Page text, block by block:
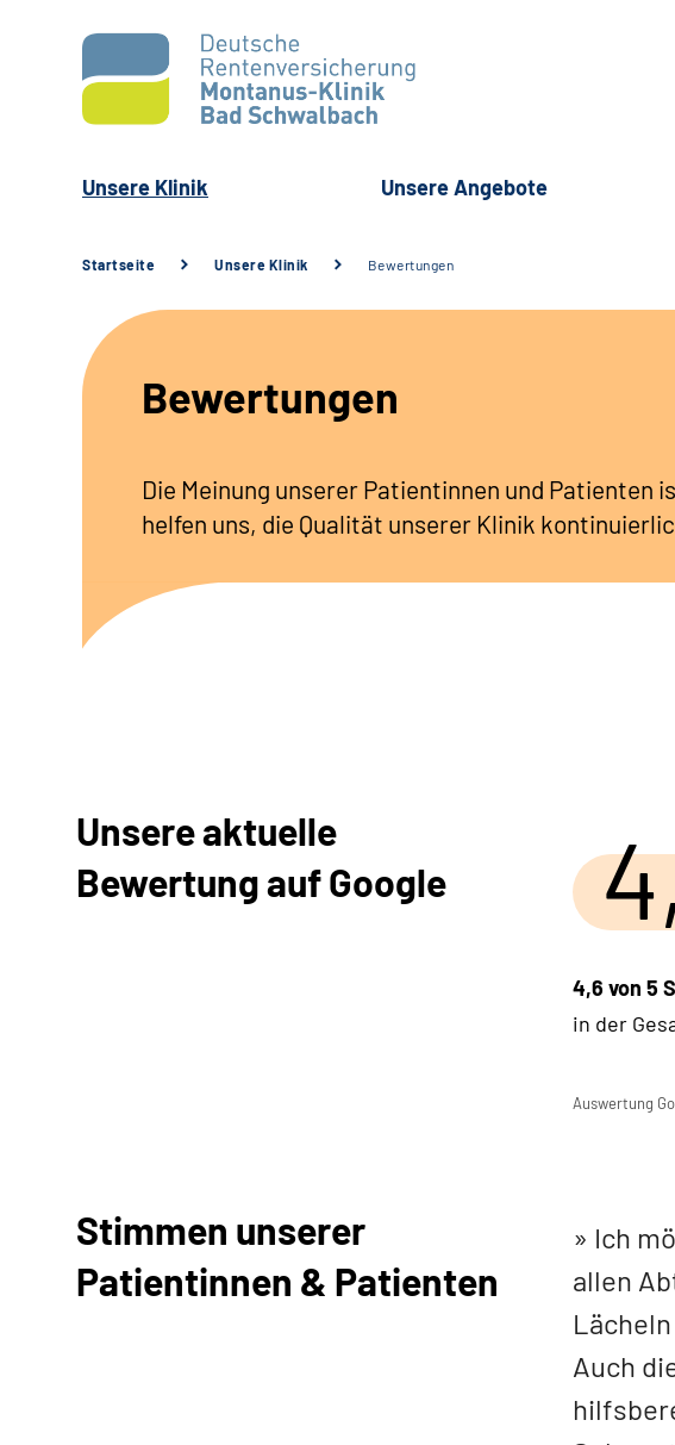
Unsere Klinik Unsere Angebote
Startseite Unsere Klinik Bewertungen
Bewertungen
Die Meinung unserer Patientinnen und Patienten
helfen uns, die Qualität unserer Klinik
Unsere aktuelle
Bewertung auf Google
4,6 von 5
in der
Auswertung
Stimmen unserer
Patientinnen & Patienten
Ich
allen
Auch